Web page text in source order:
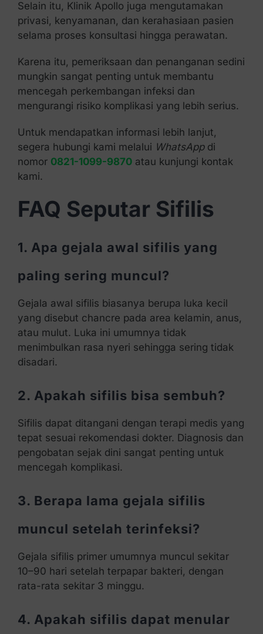
Selain itu, Klinik Apollo juga mengutamakan
privasi, kenyamanan, dan kerahasiaan pasien
selama proses konsultasi hingga perawatan.
Karena itu, pemeriksaan dan penanganan sedini
mungkin sangat penting untuk membantu
mencegah perkembangan infeksi dan
mengurangi risiko komplikasi yang lebih serius.
Untuk mendapatkan informasi lebih lanjut,
segera hubungi kami melalui WhatsAppdi
nomor 0821-1099-9870atau kunjungi kontak
kami.
FAQ Seputar Sifilis
1. Apa gejala awal sifilis yang
paling sering muncul?
Gejala awal sifilis biasanya berupa luka kecil
yang disebut chancre pada area kelamin, anus,
atau mulut. Luka ini umumnya tidak
menimbulkan rasa nyeri sehingga sering tidak
disadari.
2. Apakah sifilis bisa sembuh?
Sifilis dapat ditangani dengan terapi medis yang
tepat sesuai rekomendasi dokter. Diagnosis dan
pengobatan sejak dini sangat penting untuk
mencegah komplikasi.
3. Berapa lama gejala sifilis
muncul setelah terinfeksi?
Gejala sifilis primer umumnya muncul sekitar
10–90 hari setelah terpapar bakteri, dengan
rata-rata sekitar 3 minggu.
4. Apakah sifilis dapat menular